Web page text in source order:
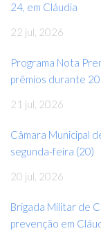
24, em Cláudia
22 jul, 2026
Programa Nota
prêmios durante
21 jul, 2026
Câmara Municipal
segunda-feira (20)
20 jul, 2026
Brigada Militar de
prevenção em